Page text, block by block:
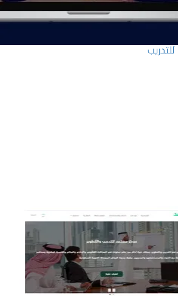
منصة معتمد للتدريب